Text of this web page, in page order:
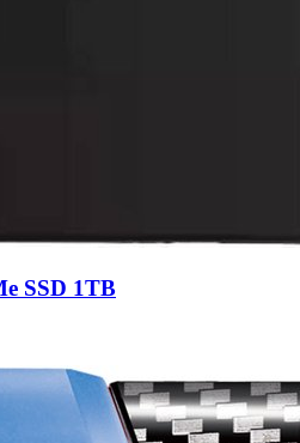
SSD 1TB